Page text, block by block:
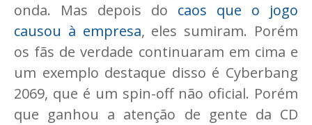
onda. Mas depois do caos que o jogo
causou à empresa, eles sumiram. Porém
os fãs de verdade continuaram em cima e
um exemplo destaque disso é Cyberbang
2069, que é um spin-off não oficial. Porém
que ganhou a atenção de gente da CD